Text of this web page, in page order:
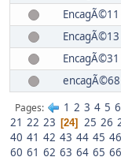
EncagÃ©11
EncagÃ©13
EncagÃ©31
encagÃ©68
Pages 1 2 3 4 5 6
21 22 23 24 25 26
40 41 42 43 44 45 46
60 61 62 63 64 65 66